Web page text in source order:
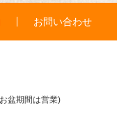
お問い合わせ
盆期間は営業)